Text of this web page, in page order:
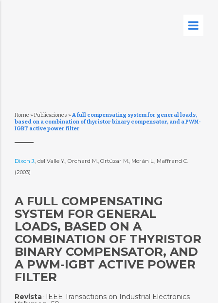
Home » Publicaciones » A full compensating system for general loads,
based on a combination of thyristor binary compensator, and a PWM-
IGBT active power filter
Dixon J., del Valle Y., Orchard M., Ortúzar M., Morán L., Maffrand C.
(2003)
A FULL COMPENSATING
SYSTEM FOR GENERAL
LOADS, BASED ON A
COMBINATION OF THYRISTOR
BINARY COMPENSATOR, AND
A PWM-IGBT ACTIVE POWER
FILTER
Revista: IEEE Transactions on Industrial Electronics